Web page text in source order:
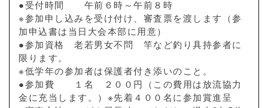
●受付時間 午前６時～午前８時
※参加申し込みを受け付け、審査票を渡します（参
加申込書は当日大会本部に用意）
●参加資格 老若男女不問 竿など釣り具持参者に
限ります。
※低学年の参加者は保護者付き添いのこと。
●参加費 １名 ２００円（この費用は放流協力
金に充当します。）※先着４００名に参加賞進呈